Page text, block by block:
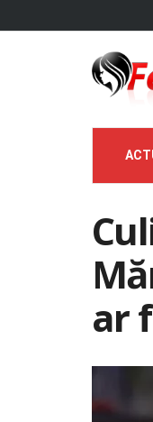
ar